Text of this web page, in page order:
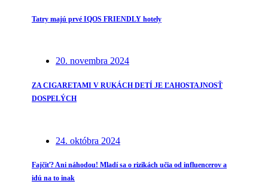
Tatry majú prvé IQOS FRIENDLY hotely
20. novembra 2024
ZA CIGARETAMI V RUKÁCH DETÍ JE ĽAHOSTAJNOSŤ
DOSPELÝCH
24. októbra 2024
Fajčiť? Ani náhodou! Mladí sa o rizikách učia od influencerov a
idú na to inak